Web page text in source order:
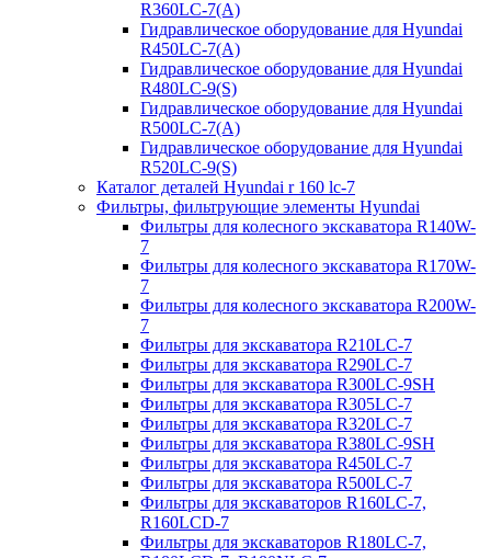
R360LC-7(A)
Гидравлическое оборудование для Hyundai
R450LC-7(A)
Гидравлическое оборудование для Hyundai
R480LC-9(S)
Гидравлическое оборудование для Hyundai
R500LC-7(A)
Гидравлическое оборудование для Hyundai
R520LC-9(S)
Каталог деталей Hyundai r 160 lc-7
Фильтры, фильтрующие элементы Hyundai
Фильтры для колесного экскаватора R140W-
7
Фильтры для колесного экскаватора R170W-
7
Фильтры для колесного экскаватора R200W-
7
Фильтры для экскаватора R210LC-7
Фильтры для экскаватора R290LC-7
Фильтры для экскаватора R300LC-9SH
Фильтры для экскаватора R305LC-7
Фильтры для экскаватора R320LC-7
Фильтры для экскаватора R380LC-9SH
Фильтры для экскаватора R450LC-7
Фильтры для экскаватора R500LC-7
Фильтры для экскаваторов R160LC-7,
R160LCD-7
Фильтры для экскаваторов R180LC-7,